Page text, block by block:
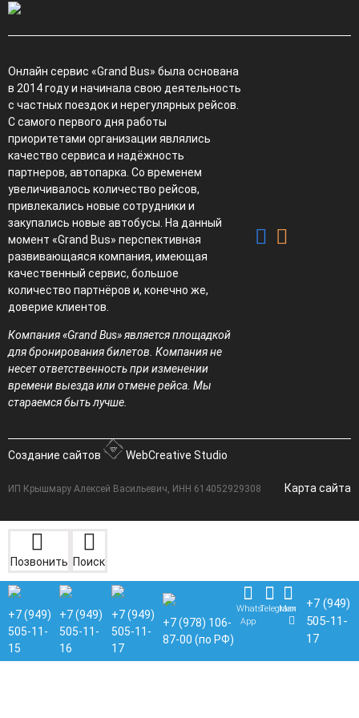
Онлайн сервис «Grand Bus» была основана
в 2014 году и начинала свою деятельность
с частных поездок и нерегулярных рейсов.
С самого первого дня работы
приоритетами организации являлись
качество сервиса и надёжность
партнеров, автопарка. Со временем
увеличивалось количество рейсов,
привлекались новые сотрудники и
закупались новые автобусы. На данный
момент «Grand Bus» перспективная
развивающаяся компания, имеющая
качественный сервис, большое
количество партнёров и, конечно же,
доверие клиентов.
Компания «Grand Bus» является площадкой
для бронирования билетов. Компания не
несет ответственность при изменении
времени выезда или отмене рейса. Мы
стараемся быть лучше.
Создание сайтов WebCreative Studio
ИП Крышмару Алексей Васильевич, ИНН 614052929308 Карта сайта
Позвонить Поиск
+7 (949)
505-11-
15
+7 (949)
505-11-
16
+7 (949)
505-11-
17
+7 (978) 106-
87-00 (по РФ)
Whats
App
Telegram
Max
+7 (949)
505-11-
17